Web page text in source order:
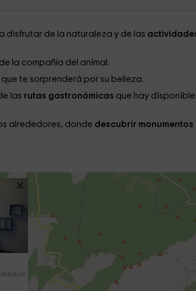
disfrutar de la naturaleza y de las
la compañía del animal.
te sorprenderá por su belleza.
las rutas gastronómicas que hay
alrededores, donde descubrir monumentos